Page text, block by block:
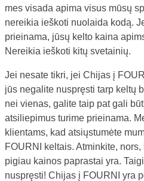
mes visada apima visus mūsų
nereikia ieškoti nuolaida kodą.
prieinama, jūsų kelto kaina
Nereikia ieškoti kitų svetainių.
Jei nesate tikri, jei Chijas į
jūs negalite nuspręsti tarp keltų
nei vienas, galite taip pat gali
atsiliepimus turime prieinama.
klientams, kad atsiųstumėte
FOURNI keltais. Atminkite,
pigiau kainos paprastai yra.
nuspręsti! Chijas į FOURNI yra